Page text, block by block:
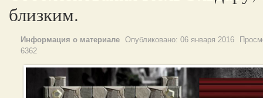
близким.
Информация о материале Опубликовано: 06 января 2016
6362